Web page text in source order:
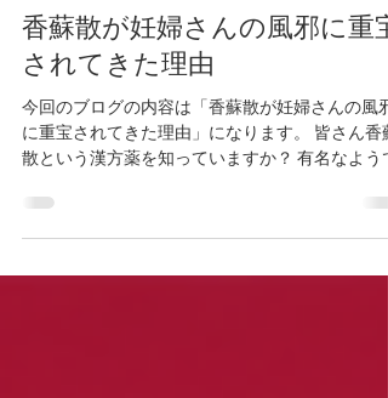
6月12日
読了時間: 5分
香蘇散が妊婦さんの風邪に重宝
されてきた理由
今回のブログの内容は「香蘇散が妊婦さんの風邪